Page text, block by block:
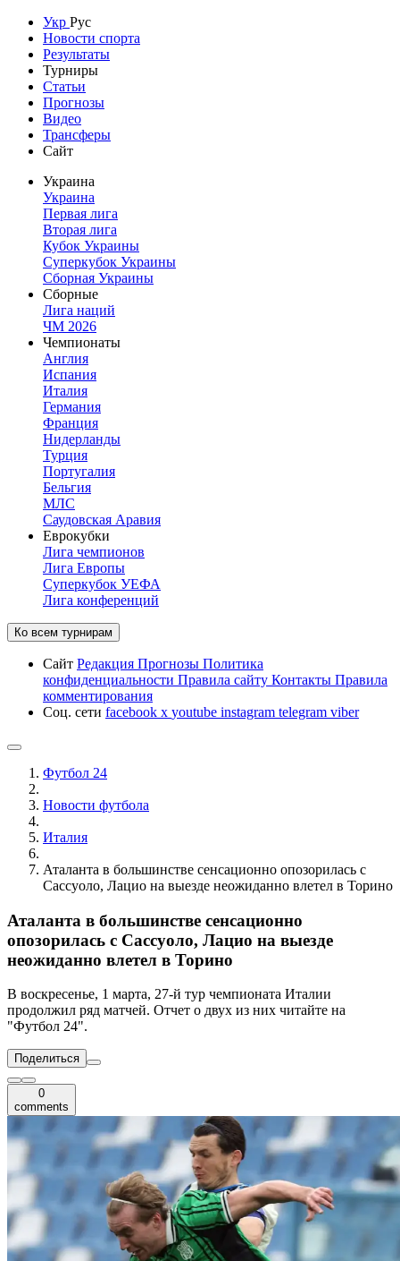
Укр Рус
Новости спорта
Результаты
Турниры
Статьи
Прогнозы
Видео
Трансферы
Сайт
Украина
Украина
Первая лига
Вторая лига
Кубок Украины
Суперкубок Украины
Сборная Украины
Сборные
Лига наций
ЧМ 2026
Чемпионаты
Англия
Испания
Италия
Германия
Франция
Нидерланды
Турция
Португалия
Бельгия
МЛС
Саудовская Аравия
Еврокубки
Лига чемпионов
Лига Европы
Суперкубок УЕФА
Лига конференций
Ко всем турнирам
Сайт Редакция Прогнозы Политика
конфиденциальности Правила сайту Контакты Правила
комментирования
Соц. сети facebook x youtube instagram telegram viber
Футбол 24
Новости футбола
Италия
Аталанта в большинстве сенсационно опозорилась с
Сассуоло, Лацио на выезде неожиданно влетел в Торино
Аталанта в большинстве сенсационно
опозорилась с Сассуоло, Лацио на выезде
неожиданно влетел в Торино
В воскресенье, 1 марта, 27-й тур чемпионата Италии
продолжил ряд матчей. Отчет о двух из них читайте на
"Футбол 24".
Поделиться
0
comments